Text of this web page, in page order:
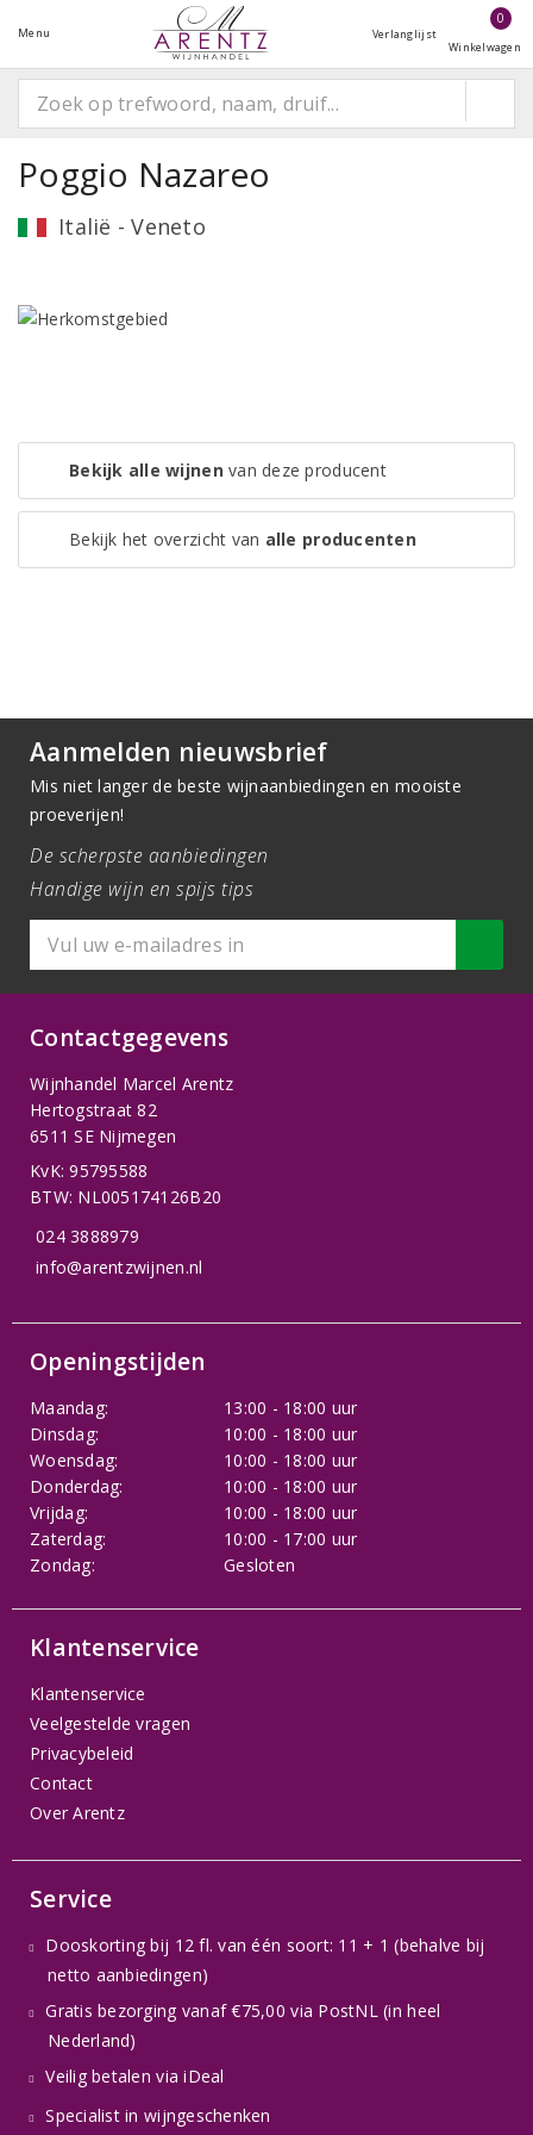
Menu Verlanglijst
0
Winkelwagen
Poggio Nazareo
Italië - Veneto
Bekijk alle wijnenvan deze producent
Bekijk het overzicht van alle producenten
Aanmelden nieuwsbrief
Mis niet langer de beste wijnaanbiedingen en mooiste
proeverijen!
De scherpste aanbiedingen
Handige wijn en spijs tips
Contactgegevens
Wijnhandel Marcel Arentz
Hertogstraat 82
6511 SE Nijmegen
KvK: 95795588
BTW: NL005174126B20
024 3888979
info@arentzwijnen.nl
Openingstijden
Maandag:
13:00 - 18:00 uur
Dinsdag:
10:00 - 18:00 uur
Woensdag:
10:00 - 18:00 uur
Donderdag:
10:00 - 18:00 uur
Vrijdag:
10:00 - 18:00 uur
Zaterdag:
10:00 - 17:00 uur
Zondag:
Gesloten
Klantenservice
Klantenservice
Veelgestelde vragen
Privacybeleid
Contact
Over Arentz
Service
Dooskorting bij 12 fl. van één soort: 11 + 1 (behalve bij
netto aanbiedingen)
Gratis bezorging vanaf €75,00 via PostNL (in heel
Nederland)
Veilig betalen via iDeal
Specialist in wijngeschenken